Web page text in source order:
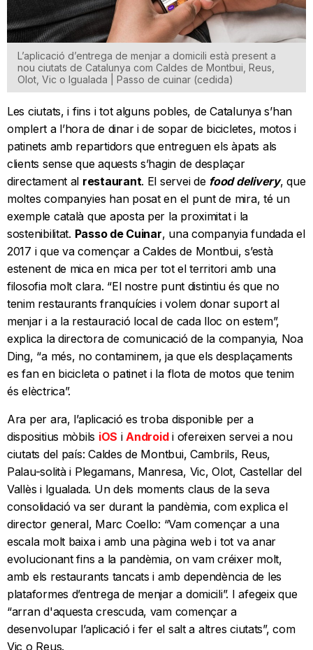
L’aplicació d’entrega de menjar a domicili està present a
nou ciutats de Catalunya com Caldes de Montbui, Reus,
Olot, Vic o Igualada | Passo de cuinar (cedida)
Les ciutats, i fins i tot alguns pobles, de Catalunya s’han
omplert a l’hora de dinar i de sopar de bicicletes, motos i
patinets amb repartidors que entreguen els àpats als
clients sense que aquests s’hagin de desplaçar
directament al restaurant. El servei de food delivery, que
moltes companyies han posat en el punt de mira, té un
exemple català que aposta per la proximitat i la
sostenibilitat. Passo de Cuinar, una companyia fundada el
2017 i que va començar a Caldes de Montbui, s’està
estenent de mica en mica per tot el territori amb una
filosofia molt clara. “El nostre punt distintiu és que no
tenim restaurants franquícies i volem donar suport al
menjar i a la restauració local de cada lloc on estem”,
explica la directora de comunicació de la companyia, Noa
Ding, “a més, no contaminem, ja que els desplaçaments
es fan en bicicleta o patinet i la flota de motos que tenim
és elèctrica”.
Ara per ara, l’aplicació es troba disponible per a
dispositius mòbils iOS i Androidi ofereixen servei a nou
ciutats del país: Caldes de Montbui, Cambrils, Reus,
Palau-solità i Plegamans, Manresa, Vic, Olot, Castellar del
Vallès i Igualada. Un dels moments claus de la seva
consolidació va ser durant la pandèmia, com explica el
director general, Marc Coello: “Vam començar a una
escala molt baixa i amb una pàgina web i tot va anar
evolucionant fins a la pandèmia, on vam créixer molt,
amb els restaurants tancats i amb dependència de les
plataformes d’entrega de menjar a domicili”. I afegeix que
“arran d'aquesta crescuda, vam començar a
desenvolupar l’aplicació i fer el salt a altres ciutats”, com
Vic o Reus.